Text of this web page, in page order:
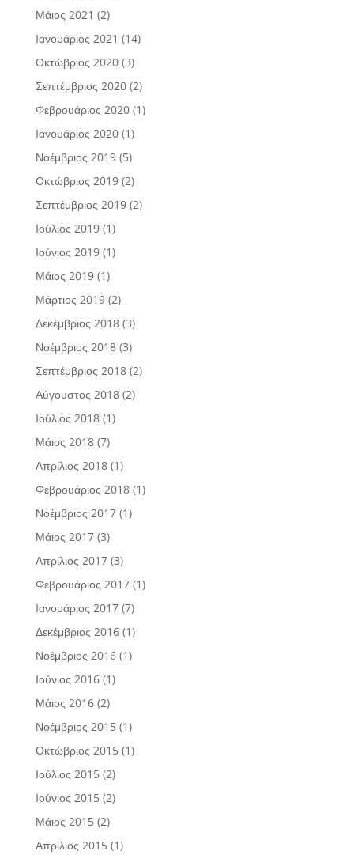
Μάιος 2021 (2)
Ιανουάριος 2021 (14)
Οκτώβριος 2020(3)
Σεπτέμβριος 2020(2)
Φεβρουάριος 2020(1)
Ιανουάριος 2020(1)
Νοέμβριος 2019(5)
Οκτώβριος 2019(2)
Σεπτέμβριος 2019(2)
Ιούλιος 2019(1)
Ιούνιος 2019(1)
Μάιος 2019(1)
Μάρτιος 2019(2)
Δεκέμβριος 2018(3)
Νοέμβριος 2018(3)
Σεπτέμβριος 2018(2)
Αύγουστος 2018(2)
Ιούλιος 2018(1)
Μάιος 2018(7)
Απρίλιος 2018(1)
Φεβρουάριος 2018(1)
Νοέμβριος 2017(1)
Μάιος 2017(3)
Απρίλιος 2017(3)
Φεβρουάριος 2017(1)
Ιανουάριος 2017(7)
Δεκέμβριος 2016(1)
Νοέμβριος 2016(1)
Ιούνιος 2016(1)
Μάιος 2016(2)
Νοέμβριος 2015(1)
Οκτώβριος 2015(1)
Ιούλιος 2015(2)
Ιούνιος 2015(2)
Μάιος 2015(2)
Απρίλιος 2015(1)